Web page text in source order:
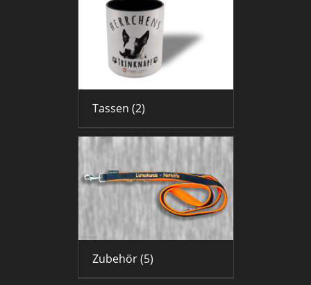
Tassen (2)
Zubehör(5)